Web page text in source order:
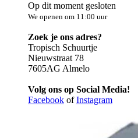
Op dit moment gesloten
We openen om 11:00 uur
Zoek je ons adres?
Tropisch Schuurtje
Nieuwstraat 78
7605AG Almelo
Volg ons op Social Media!
Facebook ofInstagram